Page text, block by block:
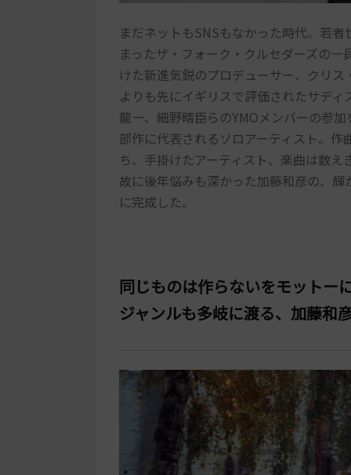
まだネットもSNSもなかった時代。若
まったザ・フォーク・クルセダーズの
けた新進気鋭のプロデューサー、クリ
よりも先にイギリスで評価されたサデ
龍一、細野晴臣らのYMOメンバーの参
部作に代表されるソロアーティスト。
ち、手掛けたアーティスト、楽曲は数
故に後年悩みも深かった加藤和彦の、
に完成した。
同じものは作らないをモットー
ジャンルも多岐に渡る、加藤和